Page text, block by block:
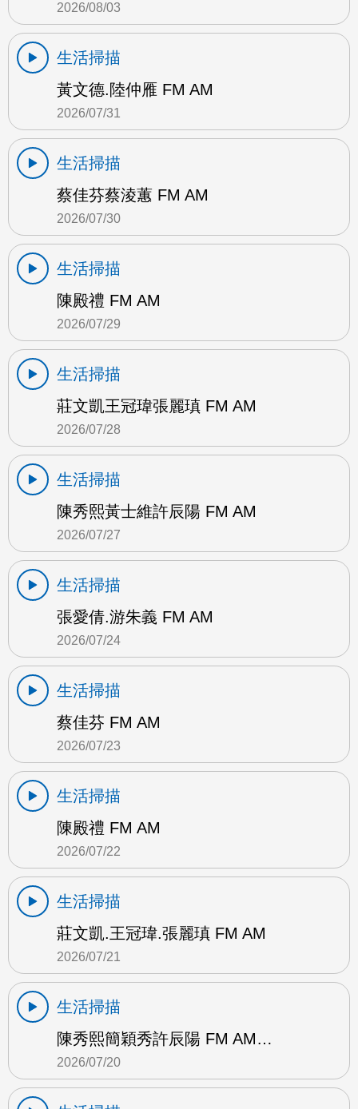
2026/08/03
生活掃描
黃文德.陸仲雁 FM AM
2026/07/31
生活掃描
蔡佳芬蔡淩蕙 FM AM
2026/07/30
生活掃描
陳殿禮 FM AM
2026/07/29
生活掃描
莊文凱王冠瑋張麗瑱 FM AM
2026/07/28
生活掃描
陳秀熙黃士維許辰陽 FM AM
2026/07/27
生活掃描
張愛倩.游朱義 FM AM
2026/07/24
生活掃描
蔡佳芬 FM AM
2026/07/23
生活掃描
陳殿禮 FM AM
2026/07/22
生活掃描
莊文凱.王冠瑋.張麗瑱 FM AM
2026/07/21
生活掃描
陳秀熙簡穎秀許辰陽 FM AM…
2026/07/20